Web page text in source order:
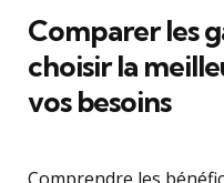
Comparer les
choisir la
vos besoins